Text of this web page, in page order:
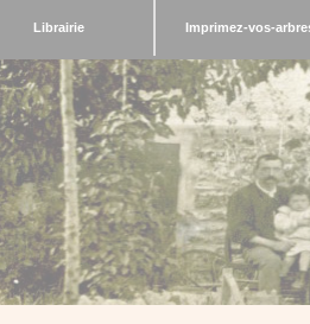
Librairie Imprimez-vos-